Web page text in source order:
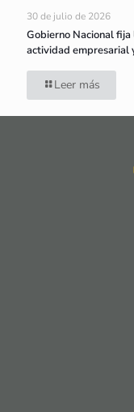
30 de julio de 2026
Gobierno Nacional fija
actividad empresarial
Leer más